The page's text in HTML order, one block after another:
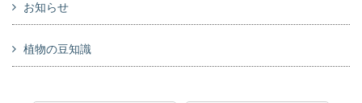
お知らせ
植物の豆知識